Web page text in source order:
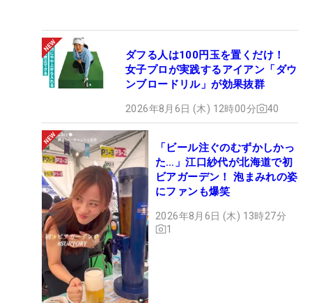
ダフる人は100円玉を置くだけ！
女子プロが実践するアイアン「ダウ
ンブロードリル」が効果抜群
2026年8月6日 (木) 12時00分 40
「ビール注ぐのむずかしかっ
た…」江口紗代が北海道で初
ビアガーデン！ 泡まみれの姿
にファンも爆笑
2026年8月6日 (木) 13時27分
1